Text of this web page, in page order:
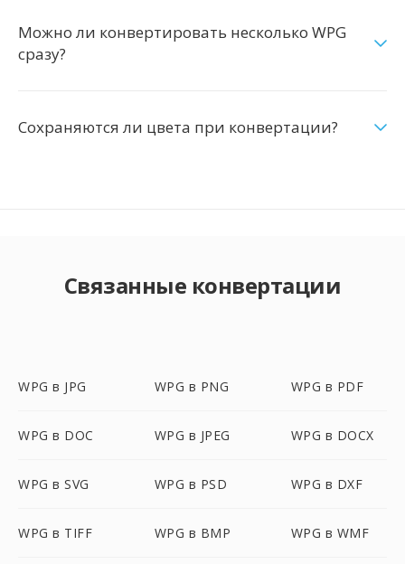
Можно ли конвертировать несколько WPG
сразу?
Сохраняются ли цвета при конвертации?
Связанные конвертации
WPG в JPG WPG в PNG WPG в PDF
WPG в DOC WPG в JPEG WPG в DOCX
WPG в SVG WPG в PSD WPG в DXF
WPG в TIFF WPG в BMP WPG в WMF